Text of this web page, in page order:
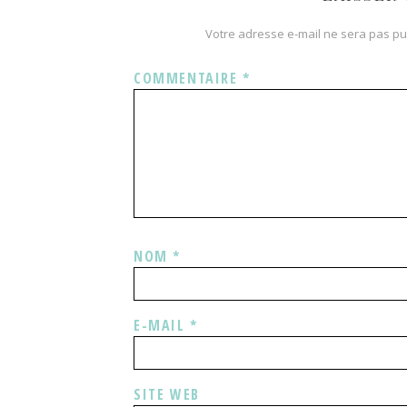
Votre adresse e-mail ne sera pas
COMMENTAIRE*
NOM*
E-MAIL*
SITE WEB